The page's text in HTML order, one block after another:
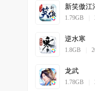
1.79GB |
1.8GB
1.78GB